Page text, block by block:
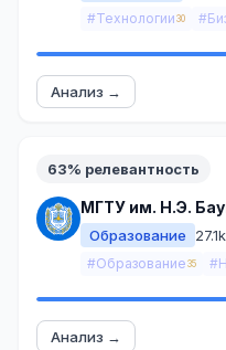
#Технологии 30
Анализ →
63% релевантность
МГТУ им. Н.Э.
Образование
#Образование 35
Анализ →